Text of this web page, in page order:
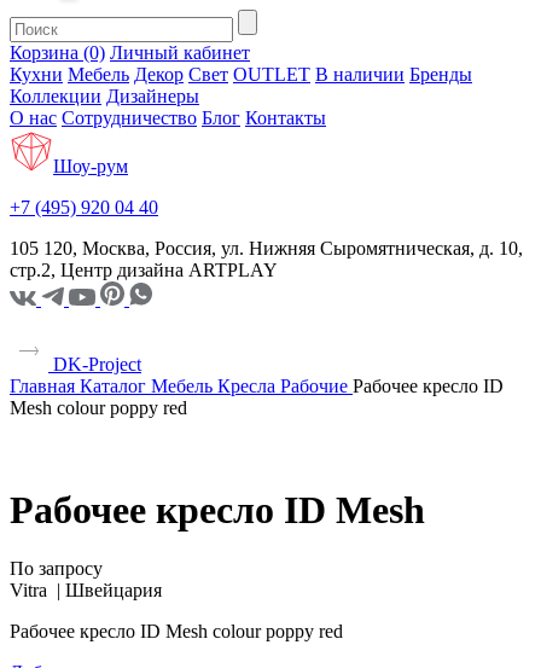
Корзина (0) Личный кабинет
Кухни Мебель Декор Свет OUTLET В наличии Бренды
Коллекции Дизайнеры
О нас Сотрудничество Блог Контакты
Шоу-рум
+7 (495) 920 04 40
105 120, Москва, Россия, ул. Нижняя Сыромятническая, д. 10,
стр.2, Центр дизайна ARTPLAY
DK-Project
Главная Каталог Мебель Кресла Рабочие Рабочее кресло ID
Mesh colour poppy red
Рабочее кресло ID Mesh
По запросу
Vitra | Швейцария
Рабочее кресло ID Mesh colour poppy red